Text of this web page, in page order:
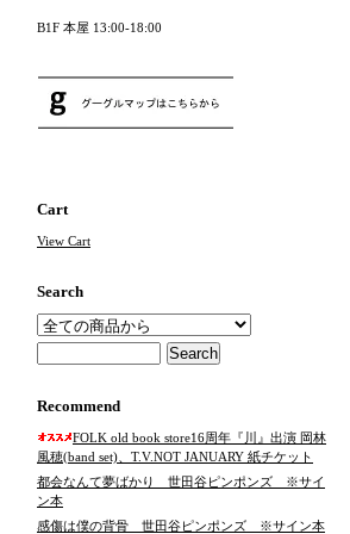
B1F 本屋 13:00-18:00
Cart
View Cart
Search
Recommend
FOLK old book store16周年『川』出演 岡林
風穂(band set)、T.V.NOT JANUARY 紙チケット
都会なんて夢ばかり 世田谷ピンポンズ ※サイ
ン本
感傷は僕の背骨 世田谷ピンポンズ ※サイン本